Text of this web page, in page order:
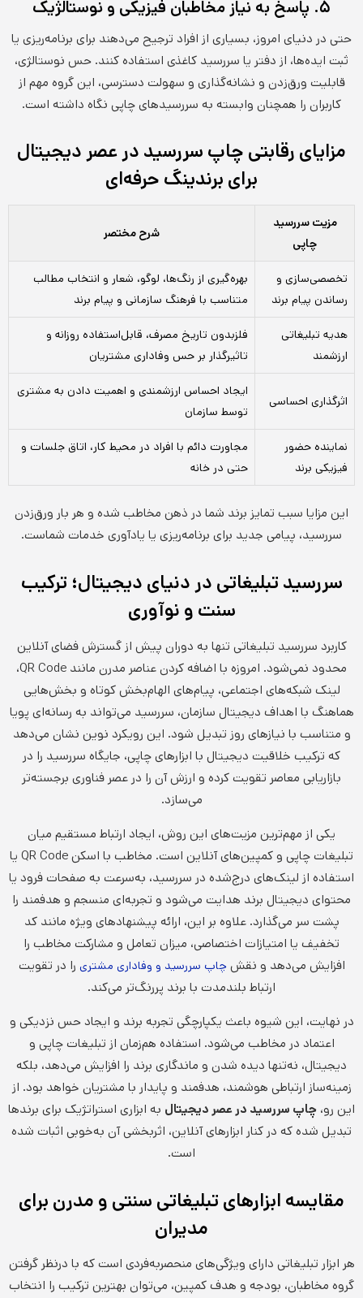
۵. پاسخ به نیاز مخاطبان فیزیکی و نوستالژیک
حتی در دنیای امروز، بسیاری از افراد ترجیح می‌دهند برای برنامه‌ریزی یا
ثبت ایده‌ها، از دفتر یا سررسید کاغذی استفاده کنند. حس نوستالژی،
قابلیت ورق‌زدن و نشانه‌گذاری و سهولت دسترسی، این گروه مهم از
کاربران را همچنان وابسته به سررسیدهای چاپی نگاه داشته است.
مزایای رقابتی چاپ سررسید در عصر دیجیتال
برای برندینگ حرفه‌ای
مزیت سررسید
چاپی
شرح مختصر
تخصصی‌سازی و
رساندن پیام برند
بهره‌گیری از رنگ‌ها، لوگو، شعار و انتخاب مطالب
متناسب با فرهنگ سازمانی و پیام برند
هدیه تبلیغاتی
ارزشمند
فلزبدون تاریخ مصرف، قابل‌استفاده روزانه و
تاثیرگذار بر حس وفاداری مشتریان
اثرگذاری احساسی
ایجاد احساس ارزشمندی و اهمیت دادن به مشتری
توسط سازمان
نماینده حضور
فیزیکی برند
مجاورت دائم با افراد در محیط کار، اتاق جلسات و
حتی در خانه
این مزایا سبب تمایز برند شما در ذهن مخاطب شده و هر بار ورق‌زدن
سررسید، پیامی جدید برای برنامه‌ریزی یا یادآوری خدمات شماست.
سررسید تبلیغاتی در دنیای دیجیتال؛ ترکیب
سنت و نوآوری
کاربرد سررسید تبلیغاتی تنها به دوران پیش از گسترش فضای آنلاین
محدود نمی‌شود. امروزه با اضافه کردن عناصر مدرن مانند QR Code،
لینک شبکه‌های اجتماعی، پیام‌های الهام‌بخش کوتاه و بخش‌هایی
هماهنگ با اهداف دیجیتال سازمان، سررسید می‌تواند به رسانه‌ای پویا
و متناسب با نیازهای روز تبدیل شود. این رویکرد نوین نشان می‌دهد
که ترکیب خلاقیت دیجیتال با ابزارهای چاپی، جایگاه سررسید را در
بازاریابی معاصر تقویت کرده و ارزش آن را در عصر فناوری برجسته‌تر
می‌سازد.
یکی از مهم‌ترین مزیت‌های این روش، ایجاد ارتباط مستقیم میان
تبلیغات چاپی و کمپین‌های آنلاین است. مخاطب با اسکن QR Code یا
استفاده از لینک‌های درج‌شده در سررسید، به‌سرعت به صفحات فرود یا
محتوای دیجیتال برند هدایت می‌شود و تجربه‌ای منسجم و هدفمند را
پشت سر می‌گذارد. علاوه بر این، ارائه پیشنهادهای ویژه مانند کد
تخفیف یا امتیازات اختصاصی، میزان تعامل و مشارکت مخاطب را
افزایش می‌دهد و نقش چاپ سررسید و وفاداری مشتری را در تقویت
ارتباط بلندمدت با برند پررنگ‌تر می‌کند.
در نهایت، این شیوه باعث یکپارچگی تجربه برند و ایجاد حس نزدیکی و
اعتماد در مخاطب می‌شود. استفاده هم‌زمان از تبلیغات چاپی و
دیجیتال، نه‌تنها دیده شدن و ماندگاری برند را افزایش می‌دهد، بلکه
زمینه‌ساز ارتباطی هوشمند، هدفمند و پایدار با مشتریان خواهد بود. از
این رو، چاپ سررسید در عصر دیجیتال به ابزاری استراتژیک برای برندها
تبدیل شده که در کنار ابزارهای آنلاین، اثربخشی آن به‌خوبی اثبات شده
است.
مقایسه ابزارهای تبلیغاتی سنتی و مدرن برای
مدیران
هر ابزار تبلیغاتی دارای ویژگی‌های منحصربه‌فردی است که با درنظر گرفتن
گروه مخاطبان، بودجه و هدف کمپین، می‌توان بهترین ترکیب را انتخاب